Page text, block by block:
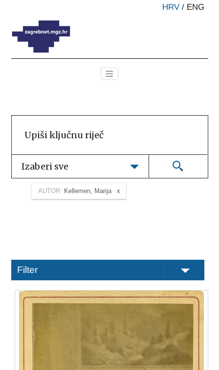
HRV / ENG
Izaberi sve
AUTOR: Kellemen, Marija
Filter